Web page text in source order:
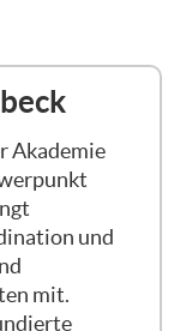
Akademie
und
mit.